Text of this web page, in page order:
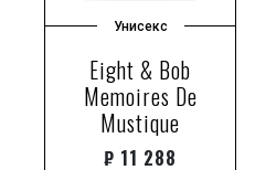
Унисекс
Eight & Bob
Memoires De
Mustique
₽ 11 288